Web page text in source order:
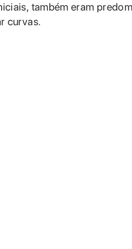
também eram
curvas.